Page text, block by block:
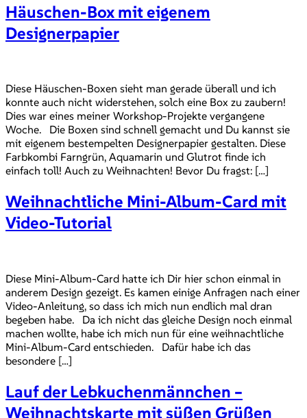
Häuschen-Box mit eigenem
Designerpapier
Diese Häuschen-Boxen sieht man gerade überall und ich
konnte auch nicht widerstehen, solch eine Box zu zaubern!
Dies war eines meiner Workshop-Projekte vergangene
Woche. Die Boxen sind schnell gemacht und Du kannst sie
mit eigenem bestempelten Designerpapier gestalten. Diese
Farbkombi Farngrün, Aquamarin und Glutrot finde ich
einfach toll! Auch zu Weihnachten! Bevor Du fragst: […]
Weihnachtliche Mini-Album-Card mit
Video-Tutorial
Diese Mini-Album-Card hatte ich Dir hier schon einmal in
anderem Design gezeigt. Es kamen einige Anfragen nach einer
Video-Anleitung, so dass ich mich nun endlich mal dran
begeben habe. Da ich nicht das gleiche Design noch einmal
machen wollte, habe ich mich nun für eine weihnachtliche
Mini-Album-Card entschieden. Dafür habe ich das
besondere […]
Lauf der Lebkuchenmännchen –
Weihnachtskarte mit süßen Grüßen